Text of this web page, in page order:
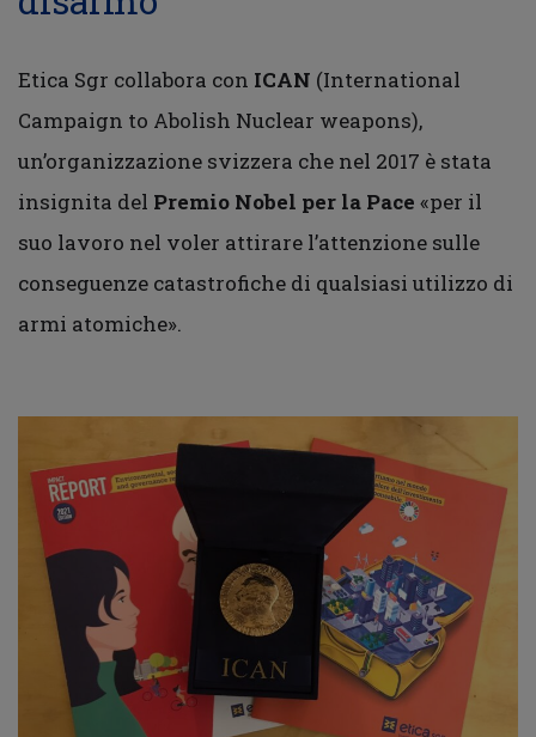
Etica Sgr collabora con ICAN (International
Campaign to Abolish Nuclear weapons),
un’organizzazione svizzera che nel 2017 è stata
insignita del Premio Nobel per la Pace «per il
suo lavoro nel voler attirare l’attenzione sulle
conseguenze catastrofiche di qualsiasi utilizzo di
armi atomiche».